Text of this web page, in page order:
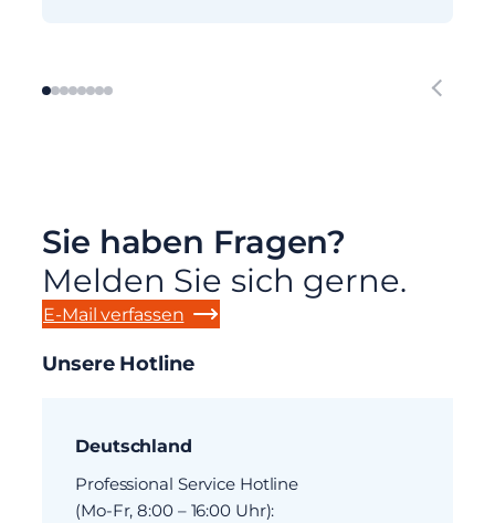
Sie haben Fragen?
Melden Sie sich gerne.
E-Mail verfassen
Unsere Hotline
Deutschland
Professional Service Hotline
(Mo-Fr, 8:00 – 16:00 Uhr):